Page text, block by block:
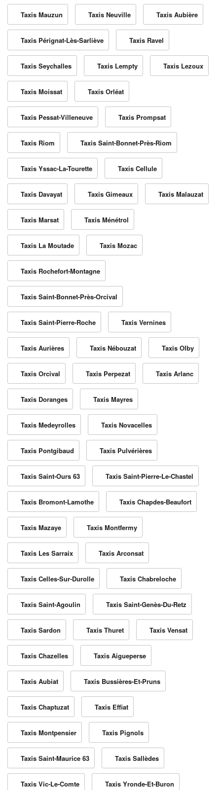
Taxis Mauzun Taxis Neuville Taxis Aubière
Taxis Pérignat-Lès-Sarliève Taxis Ravel
Taxis Seychalles Taxis Lempty Taxis Lezoux
Taxis Moissat Taxis Orléat
Taxis Pessat-Villeneuve Taxis Prompsat
Taxis Riom Taxis Saint-Bonnet-Près-Riom
Taxis Yssac-La-Tourette Taxis Cellule
Taxis Davayat Taxis Gimeaux Taxis Malauzat
Taxis Marsat Taxis Ménétrol
Taxis La Moutade Taxis Mozac
Taxis Rochefort-Montagne
Taxis Saint-Bonnet-Près-Orcival
Taxis Saint-Pierre-Roche Taxis Vernines
Taxis Aurières Taxis Nébouzat Taxis Olby
Taxis Orcival Taxis Perpezat Taxis Arlanc
Taxis Doranges Taxis Mayres
Taxis Medeyrolles Taxis Novacelles
Taxis Pontgibaud Taxis Pulvérières
Taxis Saint-Ours 63 Taxis Saint-Pierre-Le-Chastel
Taxis Bromont-Lamothe Taxis Chapdes-Beaufort
Taxis Mazaye Taxis Montfermy
Taxis Les Sarraix Taxis Arconsat
Taxis Celles-Sur-Durolle Taxis Chabreloche
Taxis Saint-Agoulin Taxis Saint-Genès-Du-Retz
Taxis Sardon Taxis Thuret Taxis Vensat
Taxis Chazelles Taxis Aigueperse
Taxis Aubiat Taxis Bussières-Et-Pruns
Taxis Chaptuzat Taxis Effiat
Taxis Montpensier Taxis Pignols
Taxis Saint-Maurice 63 Taxis Sallèdes
Taxis Vic-Le-Comte Taxis Yronde-Et-Buron